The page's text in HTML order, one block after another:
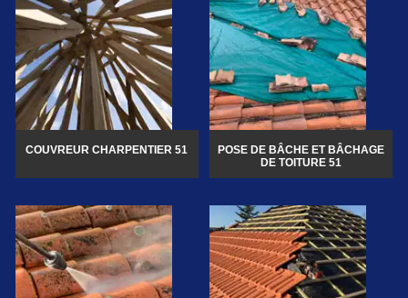
COUVREUR CHARPENTIER 51
POSE DE BÂCHE ET BÂCHAGE
DE TOITURE 51